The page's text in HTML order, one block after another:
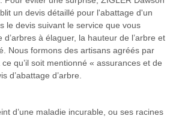
un devis détaillé pour l'abattage d'un
le devis suivant le service que vous
à élaguer, la hauteur de l’arbre et
Nous formons des artisans agréés par
ce qu’il soit mentionné « assurances et de
d’abattage d’arbre.
d’une maladie incurable, ou ses racines